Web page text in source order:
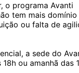
o programa Avanti
tem mais domínio
ou falta de
a sede do
ou amanhã das